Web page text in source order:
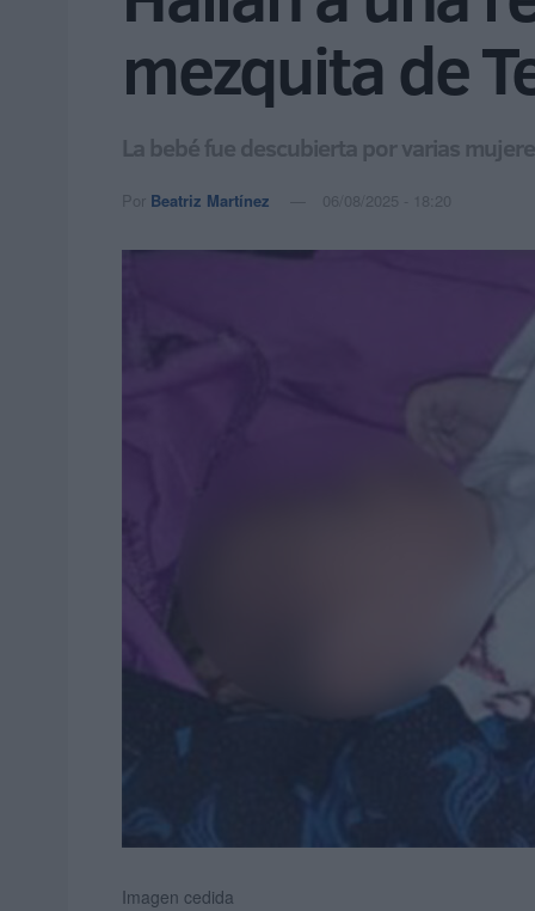
mezquita de
La bebé fue descubierta por varias
Por Beatriz Martínez 06/08/2025 - 18:20
Imagen cedida